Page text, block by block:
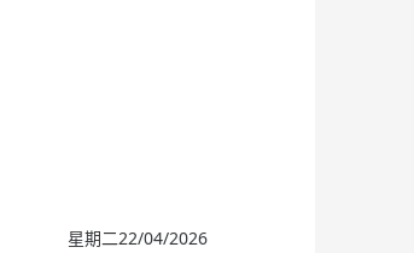
星期二22/04/2026